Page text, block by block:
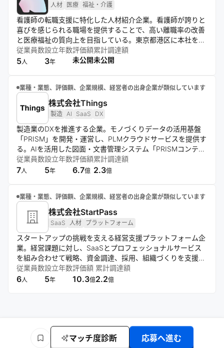
人材 医療 福祉・介護
看護師の転職支援に特化した人材紹介企業。看護師が誇りと
喜びを感じられる職場を提供することで、高い離職率の改善
と医療福祉の質向上を目指している。東京都港区に本社を置
き、有料職業紹介事業者として「ニジ看護転職」サービスを
運営。キャリアアドバイザーが両面型エージェントとして求
従業員数
5人
設立年数
3年
評価額
未公開
累計調達額
未公開
業種・業態、評価額、企業規模、経営者の出身企業が類似しています
株式会社Things
製造 AI SaaS DX
製造業のDXを推進する企業。モノづくりデータの活用基盤
「PRISM」を開発・運営し、PLMクラウドサービスを提供す
る。AIを活用した図面・文書管理システム「PRISMコンテ
ナ」も展開。フルリモートでの働き方を採用し、顧客との直
接対話を重視したプロダクト開発を行う。
従業員数
7人
設立年数
5年
評価額
6.7億
累計調達額
2.3億
業種・業態、評価額、企業規模、経営者の出身企業が類似しています
株式会社StartPass
SaaS 人材 プラットフォーム
スタートアップの挑戦を支える経営支援プラットフォーム企
業。経営課題に対し、SaaSとプロフェッショナルサービス
を組み合わせて戦略、資金調達、採用、組織づくりを支援す
る。CxO人材との接点創出も通じて成長基盤の構築を後押し
し、日本をスタートアップしやすい国にすることを目指す。
従業員数
6人
設立年数
5年
評価額
10.3億
累計調達額
2.2億
マッチ度診断 応募へ進む